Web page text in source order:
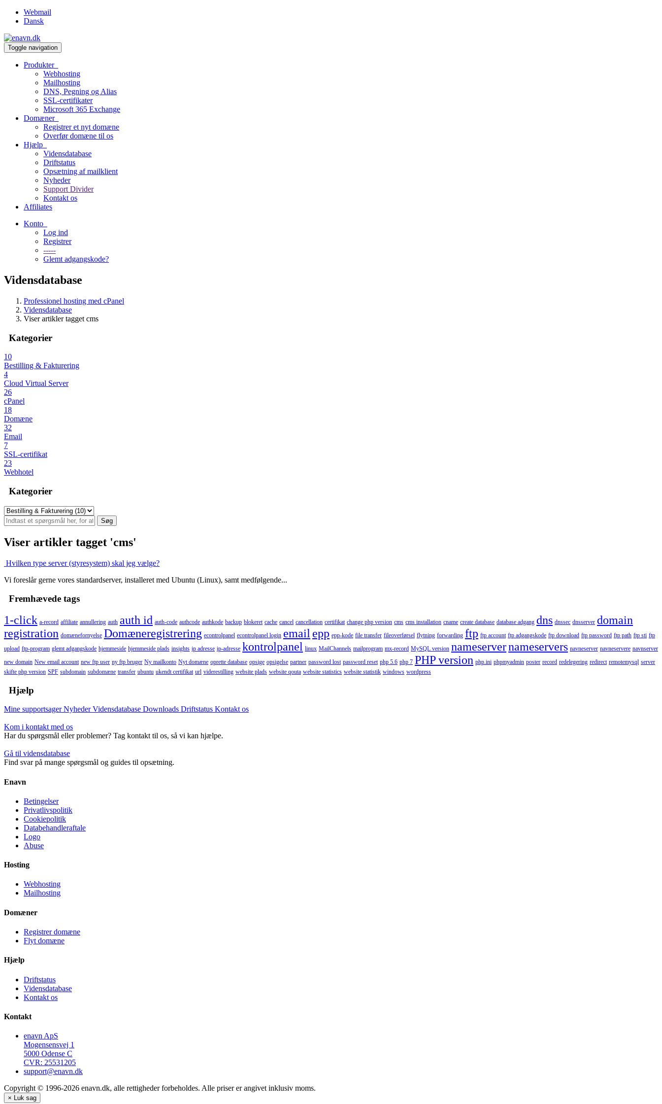
Webmail
Dansk
Toggle navigation
Produkter
Webhosting
Mailhosting
DNS, Pegning og Alias
SSL-certifikater
Microsoft 365 Exchange
Domæner
Registrer et nyt domæne
Overfør domæne til os
Hjælp
Vidensdatabase
Driftstatus
Opsætning af mailklient
Nyheder
Support Divider
Kontakt os
Affiliates
Konto
Log ind
Registrer
-----
Glemt adgangskode?
Vidensdatabase
Professionel hosting med cPanel
Vidensdatabase
Viser artikler tagget cms
Kategorier
10
Bestilling & Fakturering
4
Cloud Virtual Server
26
cPanel
18
Domæne
32
Email
7
SSL-certifikat
23
Webhotel
Kategorier
Viser artikler tagget 'cms'
Hvilken type server (styresystem) skal jeg vælge?
Vi foreslår gerne vores standardserver, installeret med Ubuntu (Linux), samt medfølgende...
Fremhævede tags
1-click a-record affiliate annullering auth auth id auth-code authcode authkode backup blokeret cache cancel cancellation certifikat change php version cms cms installation cname create database database adgang dns dnssec dnsserver domain
registration domænefornyelse Domæneregistrering econtrolpanel econtrolpanel login email epp epp-kode file transfer fileoverførsel flytning forwarding ftp ftp account ftp adgangskode ftp download ftp password ftp path ftp sti ftp
upload ftp-program glemt adgangskode hjemmeside hjemmeside plads insights ip adresse ip-adresse kontrolpanel linux MailChannels mailprogram mx-record MySQL version nameservernameservers navneserver navneservere navnserver
new domain New email account new ftp user ny ftp bruger Ny mailkonto Nyt domæne oprette database opsige opsigelse partner password lost password reset php 5.6 php 7 PHP version php.ini phpmyadmin poster record redelegering redirect remotemysql server
skifte php version SPF subdomain subdomæne transfer ubuntu ukendt certifikat url viderestilling website plads website qouta website statistics website statistik windows wordpress
Hjælp
Mine supportsagerNyhederVidensdatabase Downloads Driftstatus Kontakt os
Kom i kontakt med os
Har du spørgsmål eller problemer? Tag kontakt til os, så vi kan hjælpe.
Gå til vidensdatabase
Find svar på mange spørgsmål og guides til opsætning.
Enavn
Betingelser
Privatlivspolitik
Cookiepolitik
Databehandleraftale
Logo
Abuse
Hosting
Webhosting
Mailhosting
Domæner
Registrer domæne
Flyt domæne
Hjælp
Driftstatus
Vidensdatabase
Kontakt os
Kontakt
enavn ApS
Mogensensvej 1
5000 Odense C
CVR: 25531205
support@enavn.dk
Copyright © 1996-2026 enavn.dk, alle rettigheder forbeholdes. Alle priser er angivet inklusiv moms.
× Luk sag